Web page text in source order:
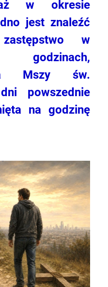
w okresie
jest znaleźć
w
godzinach,
Mszy św.
powszednie
na godzinę